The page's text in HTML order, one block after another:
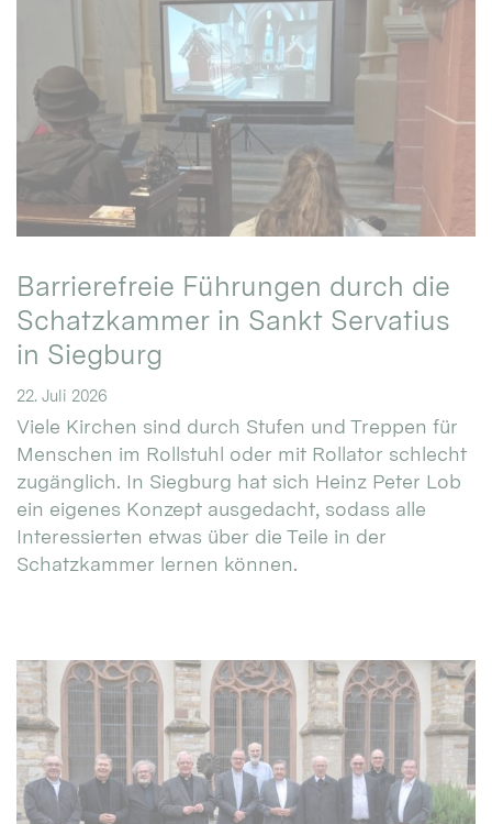
Barrierefreie Führungen durch die
Schatzkammer in Sankt Servatius
in Siegburg
22. Juli 2026
Viele Kirchen sind durch Stufen und Treppen für
Menschen im Rollstuhl oder mit Rollator schlecht
zugänglich. In Siegburg hat sich Heinz Peter Lob
ein eigenes Konzept ausgedacht, sodass alle
Interessierten etwas über die Teile in der
Schatzkammer lernen können.